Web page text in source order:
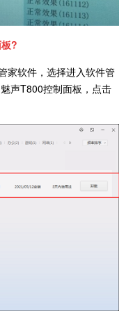
?
软件，选择进入软件管
声T800控制面板，点击